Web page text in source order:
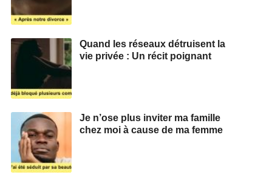
Quand les réseaux détruisent la
vie privée : Un récit poignant
Je n’ose plus inviter ma famille
chez moi à cause de ma femme